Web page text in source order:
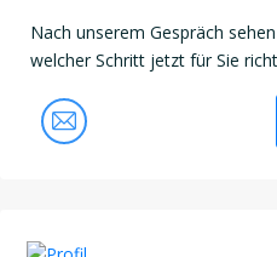
Nach unserem Gespräch
welcher Schritt jetzt für Sie